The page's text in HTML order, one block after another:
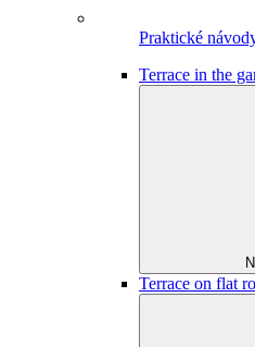
Praktické
Terrace in the
Terrace on flat